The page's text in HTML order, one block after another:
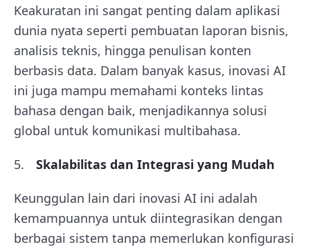
Keakuratan ini sangat penting dalam aplikasi
dunia nyata seperti pembuatan laporan bisnis,
analisis teknis, hingga penulisan konten
berbasis data. Dalam banyak kasus, inovasi AI
ini juga mampu memahami konteks lintas
bahasa dengan baik, menjadikannya solusi
global untuk komunikasi multibahasa.
Skalabilitas dan Integrasi yang Mudah
Keunggulan lain dari inovasi AI ini adalah
kemampuannya untuk diintegrasikan dengan
berbagai sistem tanpa memerlukan konfigurasi